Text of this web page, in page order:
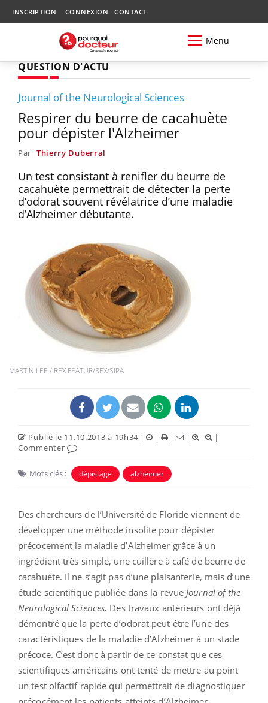
INSCRIPTION CONNEXION CONTACT
Menu
QUESTION D'ACTU
Journal of the Neurological Sciences
Respirer du beurre de cacahuète
pour dépister l'Alzheimer
Par Thierry Duberral
Un test consistant à renifler du beurre de
cacahuète permettrait de détecter la perte
d’odorat souvent révélatrice d’une maladie
d’Alzheimer débutante.
MARTIN LEE / REX FEATUR/REX/SIPA
Publié le 11.10.2013 à 19h34 | | | |
|
Commenter
Mots clés : dépistage alzheimer
Des chercheurs de l’Université de Floride viennent de
développer une méthode insolite pour dépister
précocement la maladie d’Alzheimer grâce à un
ingrédient très simple, une cuillère à café de beurre de
cacahuète. Il ne s’agit pas d’une plaisanterie, mais d’une
étude scientifique publiée dans la revue Journal of the
Neurological Sciences. Des travaux antérieurs ont déjà
démontré que la perte d’odorat peut être l’une des
caractéristiques de la maladie d’Alzheimer à un stade
précoce. C’est donc à partir de ce constat que ces
scientifiques américains ont tenté de mettre au point
un test olfactif rapide qui permettrait de diagnostiquer